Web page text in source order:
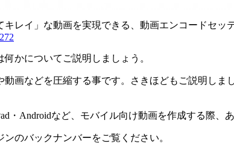
キレイ」な動画を実現できる、動画エンコードセ
かについてご説明しましょう。
動画などを圧縮する事です。さきほどもご説明し
・Androidなど、モバイル向け動画を作成する際
のバックナンバーをご覧ください。